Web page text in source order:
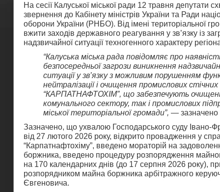
На сесії Калуської міської ради 12 травня депутати
звернення до Кабінету міністрів України та Ради
оборони України (РНБО). Від імені територіальної
вжити заходів державного реагування у зв’язку із
надзвичайної ситуації техногенного характеру
“Калуська міська рада повідомляє про
безпосередньої загрози виникнення
ситуації у зв’язку з можливим порушенням
нейтралізації і очищення промислових
“КАРПАТНАФТОХІМ”, що забезпечують
комунального сектору, так і промислових
міської територіальної громади”, — зазначено
Зазначено, що ухвалою Господарського суду Івано-
від 27 лютого 2026 року, відкрито провадження у
“Карпатнафтохіму”, введено мораторій на
боржника, введено процедуру розпорядження
на 170 календарних днів (до 17 серпня 2026 року),
розпорядником майна боржника арбітражного
Євгеновича.